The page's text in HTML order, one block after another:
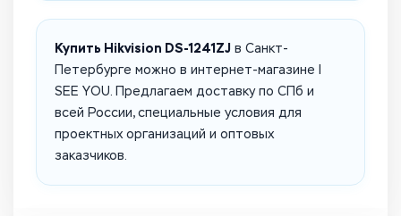
Купить Hikvision DS-1241ZJ в Санкт-
Петербурге можно в интернет-магазине I
SEE YOU. Предлагаем доставку по СПб и
всей России, специальные условия для
проектных организаций и оптовых
заказчиков.